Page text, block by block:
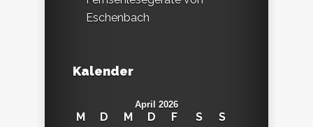
Eschenbach
Kalender
April 2026
M D M D F S
S